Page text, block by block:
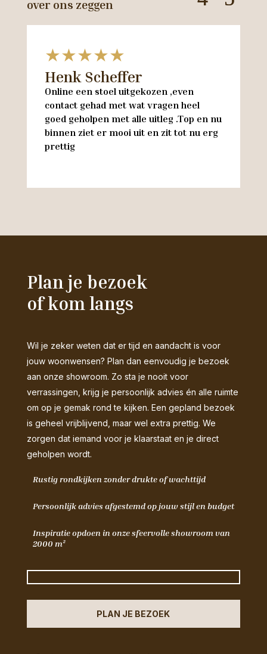
over ons zeggen
★★★★★
Henk Scheffer
Online een stoel uitgekozen ,even
contact gehad met wat vragen heel
goed geholpen met alle uitleg .Top en nu
binnen ziet er mooi uit en zit tot nu erg
prettig
Plan je bezoek
of kom langs
Wil je zeker weten dat er tijd en aandacht is voor
jouw woonwensen? Plan dan eenvoudig je bezoek
aan onze showroom. Zo sta je nooit voor
verrassingen, krijg je persoonlijk advies én alle ruimte
om op je gemak rond te kijken. Een gepland bezoek
is geheel vrijblijvend, maar wel extra prettig. We
zorgen dat iemand voor je klaarstaat en je direct
geholpen wordt.
Rustig rondkijken zonder drukte of wachttijd
Persoonlijk advies afgestemd op jouw stijl en budget
Inspiratie opdoen in onze sfeervolle showroom van
2000 m²
PLAN JE BEZOEK